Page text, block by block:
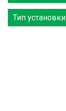
Тип установки